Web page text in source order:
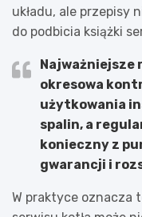
układu, ale przepisy
do podbicia książki
Najważniejsze
okresowa
użytkowania
spalin, a
konieczny z
gwarancji i
W praktyce oznacza